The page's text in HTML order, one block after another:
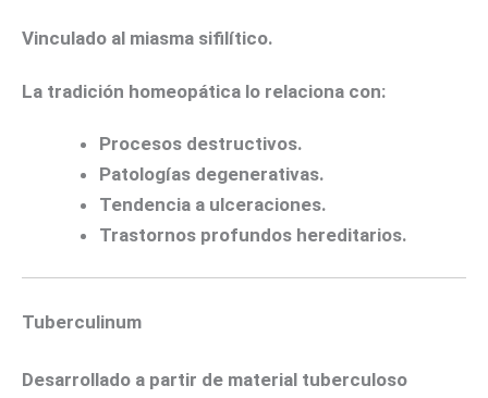
Vinculado al miasma sifilítico.
La tradición homeopática lo relaciona con:
Procesos destructivos.
Patologías degenerativas.
Tendencia a ulceraciones.
Trastornos profundos hereditarios.
Tuberculinum
Desarrollado a partir de material tuberculoso